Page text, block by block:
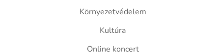
Környezetvédelem
Kultúra
Online koncert